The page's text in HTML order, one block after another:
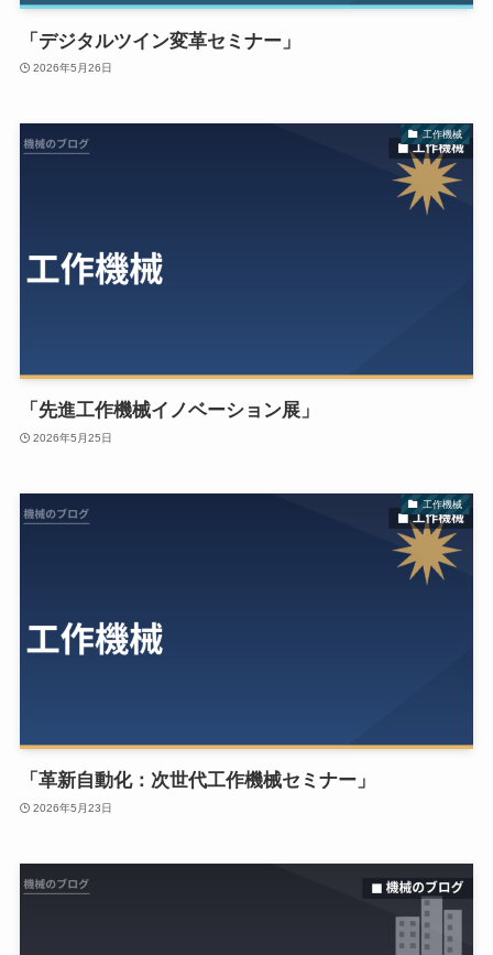
「デジタルツイン変革セミナー」
2026年5月26日
工作機械
「先進工作機械イノベーション展」
2026年5月25日
工作機械
「革新自動化：次世代工作機械セミナー」
2026年5月23日